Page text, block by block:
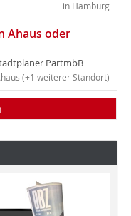
in Hamburg
Ahaus oder
PartmbB
(+1 weiterer Standort)